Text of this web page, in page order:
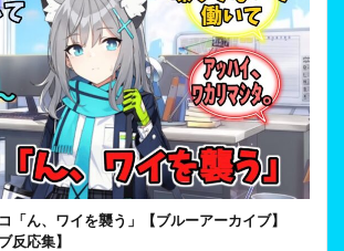
「ん、ワイを襲う」【ブルーアーカイブ】
反応集】